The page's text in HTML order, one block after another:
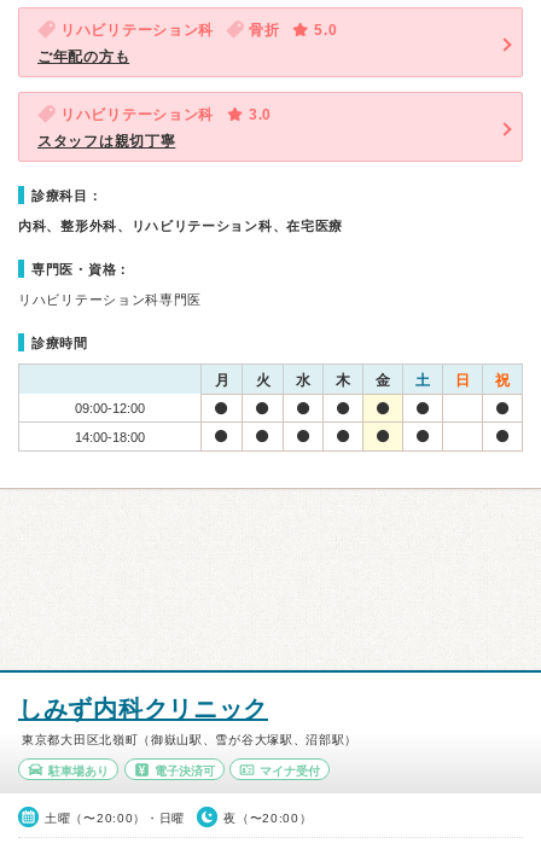
リハビリテーション科 骨折
5.0
ご年配の方も
リハビリテーション科
3.0
スタッフは親切丁寧
診療科目：
内科、整形外科、リハビリテーション科、在宅医療
専門医・資格：
リハビリテーション科専門医
診療時間
月 火 水 木 金 土 日 祝
09:00-12:00
14:00-18:00
しみず内科クリニック
東京都大田区北嶺町（御嶽山駅、雪が谷大塚駅、沼部駅）
駐車場あり 電子決済可 マイナ受付
土曜（〜20:00）・日曜 夜（〜20:00）